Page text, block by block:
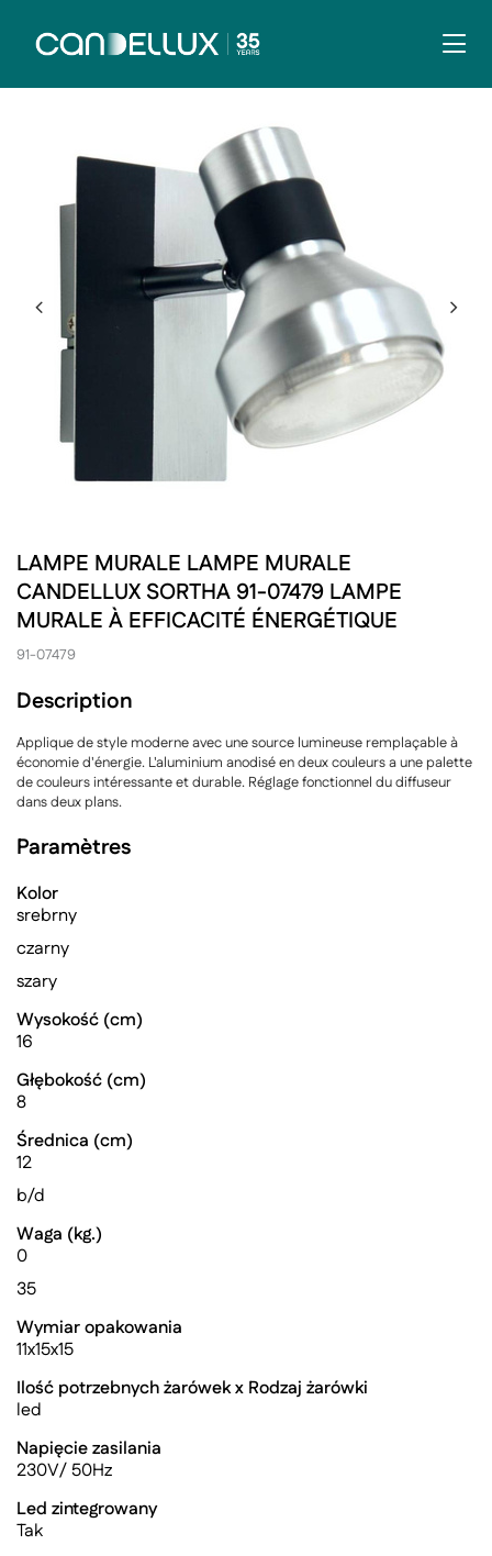
LAMPE MURALE LAMPE MURALE
CANDELLUX SORTHA 91-07479 LAMPE
MURALE À EFFICACITÉ ÉNERGÉTIQUE
91-07479
Description
Applique de style moderne avec une source lumineuse remplaçable à
économie d'énergie. L'aluminium anodisé en deux couleurs a une palette
de couleurs intéressante et durable. Réglage fonctionnel du diffuseur
dans deux plans.
Paramètres
Kolor
srebrny
czarny
szary
Wysokość (cm)
16
Głębokość (cm)
8
Średnica (cm)
12
b/d
Waga (kg.)
0
35
Wymiar opakowania
11x15x15
Ilość potrzebnych żarówek x Rodzaj żarówki
led
Napięcie zasilania
230V/ 50Hz
Led zintegrowany
Tak